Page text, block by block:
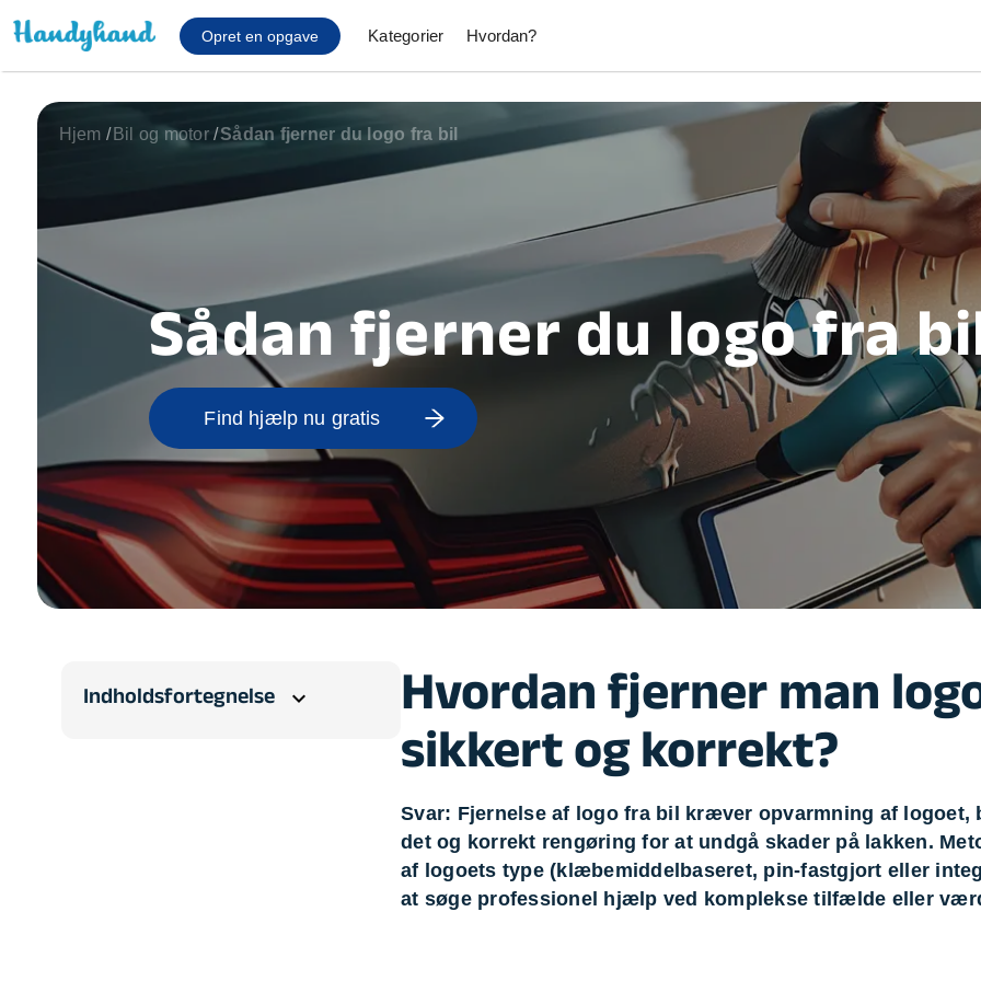
Opret en opgave Kategorier
Affaldsfjernelse Afhentning af byggeaffald
Afhentning af møbler
Anlægsgartner
Cykel reparation
Fodterapeut
Gulvlaminering
Hækkeklipning
Hårde hvidevare Montering & Reperation
Havearbejde
Hjælp til
Hundepasning
IKEA
Installation af ildsted
Lejligheds rengøring
Maler
Møbelsamling og montering
Mobil frisør
Ophængning af lamper
Opsætning af emhætte
Opsætning af skillevæg
Rengøring
Træfældning
Tunge løft
TV installation og opsætning
Underholdning
Vinduespudsning
Hvordan?
Hjem / Bil og motor /Sådan fjerner du logo fra bil
Sådan fjerner du logo fra
Find hjælp nu gratis
Indholdsfortegnelse expand_more
Hvordan fjerner man
sikkert og korrekt?
Svar: Fjernelse af logo fra bil kræver opvarmning af logoet,
det og korrekt rengøring for at undgå skader på lakken.
af logoets type (klæbemiddelbaseret, pin-fastgjort eller
at søge professionel hjælp ved komplekse tilfælde eller